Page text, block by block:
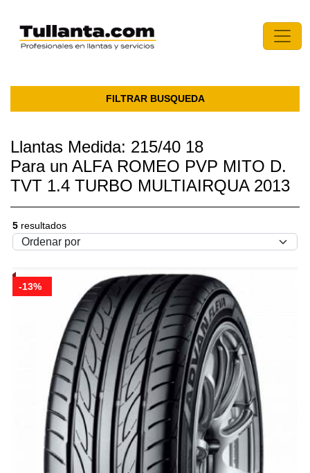
FILTRAR BUSQUEDA
Llantas Medida: 215/40 18
Para un ALFA ROMEO PVP MITO D.
TVT 1.4 TURBO MULTIAIRQUA 2013
5 resultados
-13%